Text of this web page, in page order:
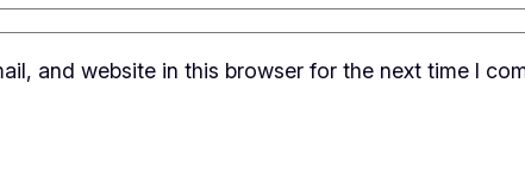
and website in this browser for the next time I